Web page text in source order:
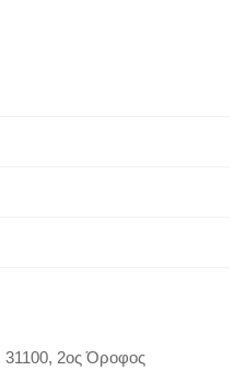
2ος Όροφος